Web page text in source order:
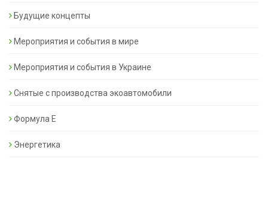
Будущие концепты
Мероприятия и события в мире
Мероприятия и события в Украине
Снятые с производства экоавтомобили
Формула Е
Энергетика